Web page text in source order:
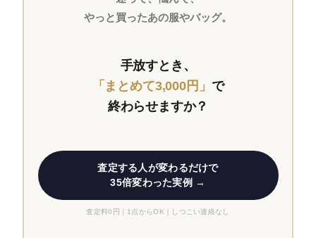
やっと買ったあの服やバッグ。
手放すとき、
「まとめて3,000円」 で
終わらせますか？
査定する人が変わるだけで
35倍変わった実例 →
査定料0円｜1点からOK｜しつこい連絡なし